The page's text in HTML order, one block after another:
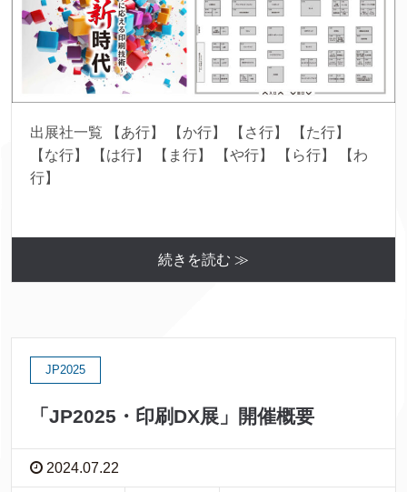
出展社一覧 【あ行】 【か行】 【さ行】 【た行】
【な行】 【は行】 【ま行】 【や行】 【ら行】 【わ
行】
続きを読む ≫
JP2025
「JP2025・印刷DX展」開催概要
2024.07.22